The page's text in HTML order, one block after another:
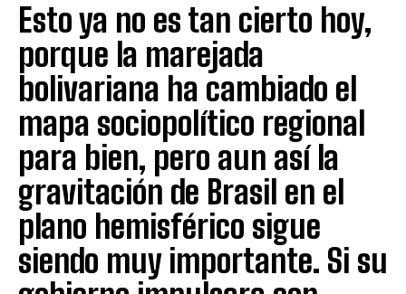
Esto ya no es tan cierto hoy,
porque la marejada
bolivariana ha cambiado el
mapa sociopolítico regional
para bien, pero aun así la
gravitación de Brasil en el
plano hemisférico sigue
siendo muy importante. Si su